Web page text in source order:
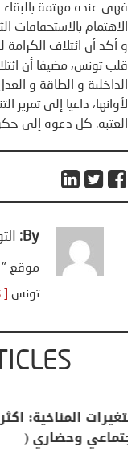
فهي عنده مهتمة
الاهتمام بالاستحقاقات
و أكد أن ائتلاف
قلب تونس، مضيفا أن
الداخلية و الطاقة و
لأوانها، داعيا إلى تمرير
العتبة. كل دعوة إلى
By:
موقع "
تونس
منذر بالضيافي
من ظاهرة